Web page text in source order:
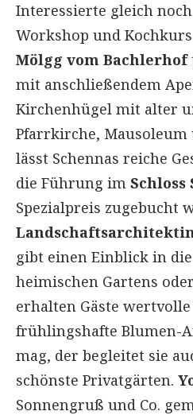
Interessierte gleich
Workshop und
Mölgg vom Bachlerhof
mit anschließendem
Kirchenhügel mit alter
Pfarrkirche,
lässt Schennas reiche
die Führung im Schloss
Spezialpreis zugebucht
gibt einen Einblick in die
heimischen Gartens
erhalten Gäste
frühlingshafte Blumen-
mag, der begleitet sie
schönste Privatgärten.
Sonnengruß und Co.